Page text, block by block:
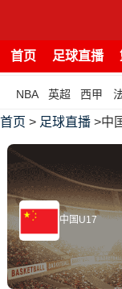
首页 足球直播
NBA 英超 西甲
首页 > 足球直播 >中
中国U17